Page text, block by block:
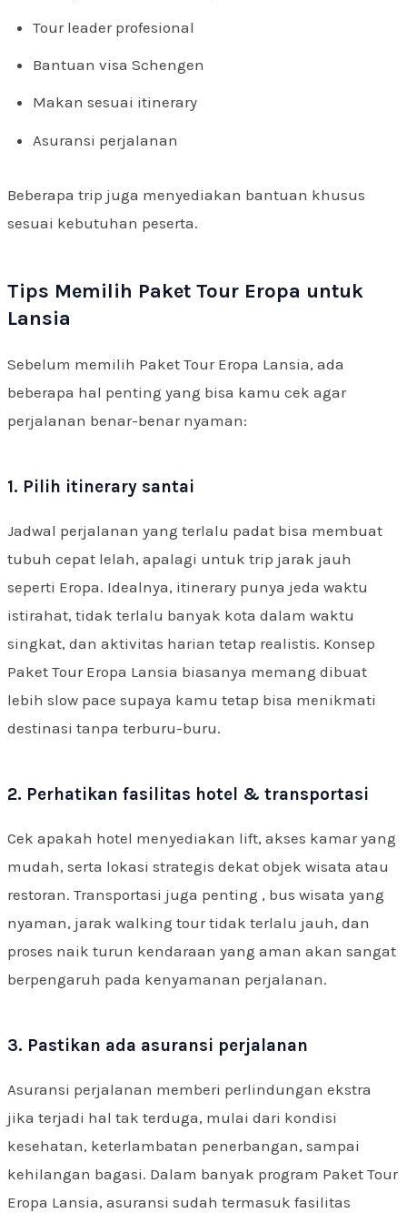
Tour leader profesional
Bantuan visa Schengen
Makan sesuai itinerary
Asuransi perjalanan
Beberapa trip juga menyediakan bantuan khusus
sesuai kebutuhan peserta.
Tips Memilih Paket Tour Eropa untuk
Lansia
Sebelum memilih Paket Tour Eropa Lansia, ada
beberapa hal penting yang bisa kamu cek agar
perjalanan benar-benar nyaman:
1. Pilih itinerary santai
Jadwal perjalanan yang terlalu padat bisa membuat
tubuh cepat lelah, apalagi untuk trip jarak jauh
seperti Eropa. Idealnya, itinerary punya jeda waktu
istirahat, tidak terlalu banyak kota dalam waktu
singkat, dan aktivitas harian tetap realistis. Konsep
Paket Tour Eropa Lansia biasanya memang dibuat
lebih slow pace supaya kamu tetap bisa menikmati
destinasi tanpa terburu-buru.
2. Perhatikan fasilitas hotel & transportasi
Cek apakah hotel menyediakan lift, akses kamar yang
mudah, serta lokasi strategis dekat objek wisata atau
restoran. Transportasi juga penting , bus wisata yang
nyaman, jarak walking tour tidak terlalu jauh, dan
proses naik turun kendaraan yang aman akan sangat
berpengaruh pada kenyamanan perjalanan.
3. Pastikan ada asuransi perjalanan
Asuransi perjalanan memberi perlindungan ekstra
jika terjadi hal tak terduga, mulai dari kondisi
kesehatan, keterlambatan penerbangan, sampai
kehilangan bagasi. Dalam banyak program Paket Tour
Eropa Lansia, asuransi sudah termasuk fasilitas